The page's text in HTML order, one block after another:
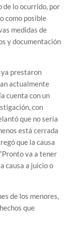
de lo ocurrido, por
como posible
medidas de
y documentación
ya prestaron
actualmente
cuenta con un
con
que no sería
está cerrada
que la causa
va a tener
causa a juicio o
de los menores,
que